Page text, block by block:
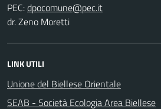
PEC:
dr. Zeno Moretti
LINK UTILI
Unione del Biellese Orientale
SEAB - Società Ecologia Area Biellese